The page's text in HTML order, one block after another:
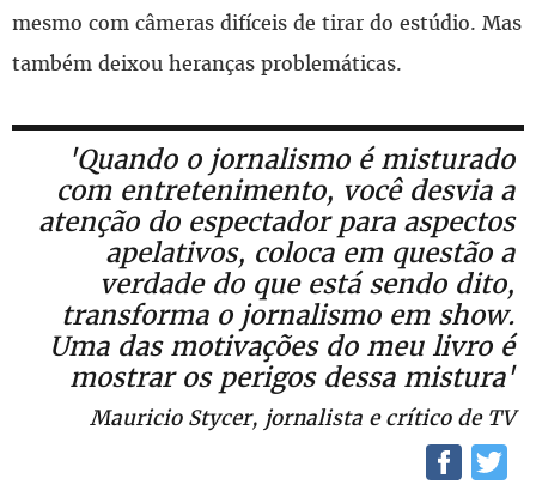
mesmo com câmeras difíceis de tirar do estúdio. Mas
também deixou heranças problemáticas.
'Quando o jornalismo é misturado
com entretenimento, você desvia a
atenção do espectador para aspectos
apelativos, coloca em questão a
verdade do que está sendo dito,
transforma o jornalismo em show.
Uma das motivações do meu livro é
mostrar os perigos dessa mistura'
Mauricio Stycer, jornalista e crítico de TV